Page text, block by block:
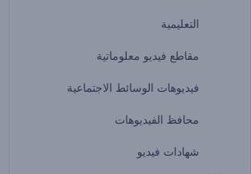
التعليمية
مقاطع فيديو معلوماتية
فيديوهات الوسائط الاجتماعية
محافظ الفيديوهات
شهادات فيديو